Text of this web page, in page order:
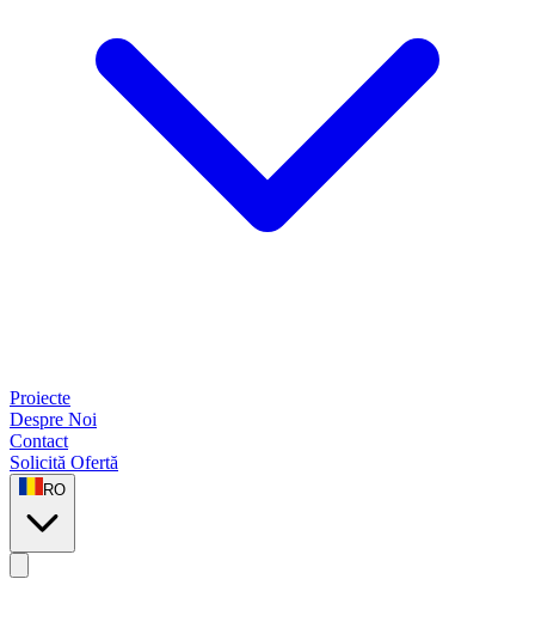
Proiecte
Despre Noi
Contact
Solicită Ofertă
RO